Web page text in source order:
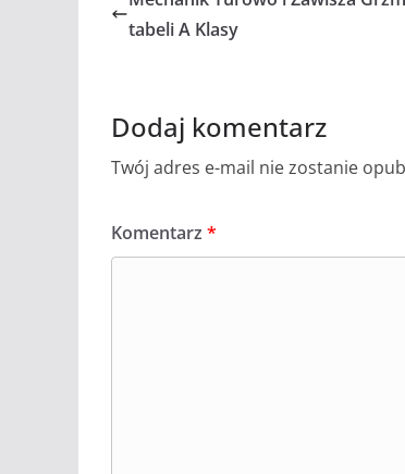
tabeli A Klasy
Dodaj komentarz
Twój adres e-mail nie zostanie
Komentarz *